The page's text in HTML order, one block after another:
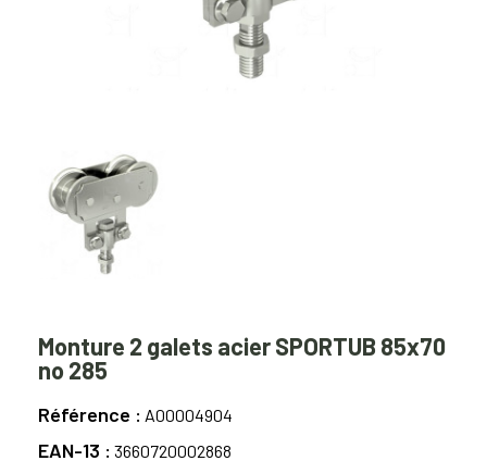
Monture 2 galets acier SPORTUB 85x70
no 285
Référence A00004904
EAN-13 3660720002868